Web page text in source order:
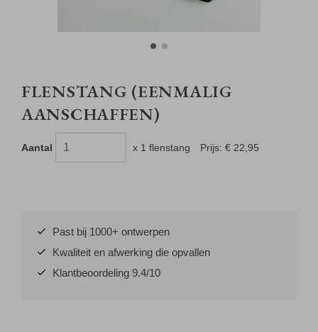
FLENSTANG (EENMALIG
AANSCHAFFEN)
Aantal x 1 flenstang Prijs: € 22,95
Past bij 1000+ ontwerpen
Kwaliteit en afwerking die opvallen
Klantbeoordeling 9.4/10